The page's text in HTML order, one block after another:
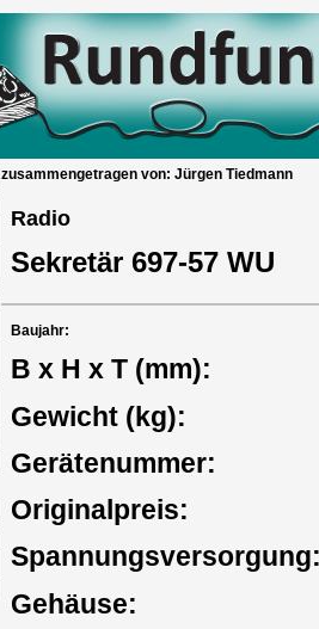
zusammengetragen von: Jürgen Tiedmann
Radio
Sekretär 697-57 WU
Baujahr:
B x H x T (mm):
Gewicht (kg):
Gerätenummer:
Originalpreis:
Gehäuse: